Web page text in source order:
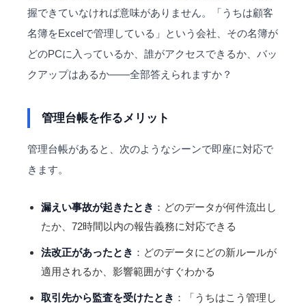
握できていなければ意味がありません。「うちは顧客
名簿をExcelで管理している」という会社、その名簿が
どのPCに入っているか、誰がアクセスできるか、バッ
クアップはあるか——全部答えられますか？
管理台帳を作るメリット
管理台帳があると、次のようなシーンで即座に対応で
きます。
漏えい事故が起きたとき ：どのデータが何件流出し
たか、72時間以内の報告義務に対応できる
法改正があったとき ：どのデータにどの新ルールが
適用されるか、影響範囲がすぐわかる
取引先から監査を受けたとき ：「うちはこう管理し